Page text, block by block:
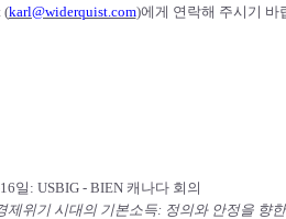
(karl@widerquist.com)에게 연락해 주시기 바
일: USBIG - BIEN 캐나다 회의
제위기 시대의 기본소득: 정의와 안정을 향